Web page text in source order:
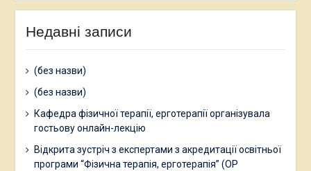
Недавні записи
(без назви)
(без назви)
Кафедра фізичної терапії, ерготерапії організувала
гостьову онлайн-лекцію
Відкрита зустріч з експертами з акредитації освітньої
програми “Фізична терапія, ерготерапія” (ОР